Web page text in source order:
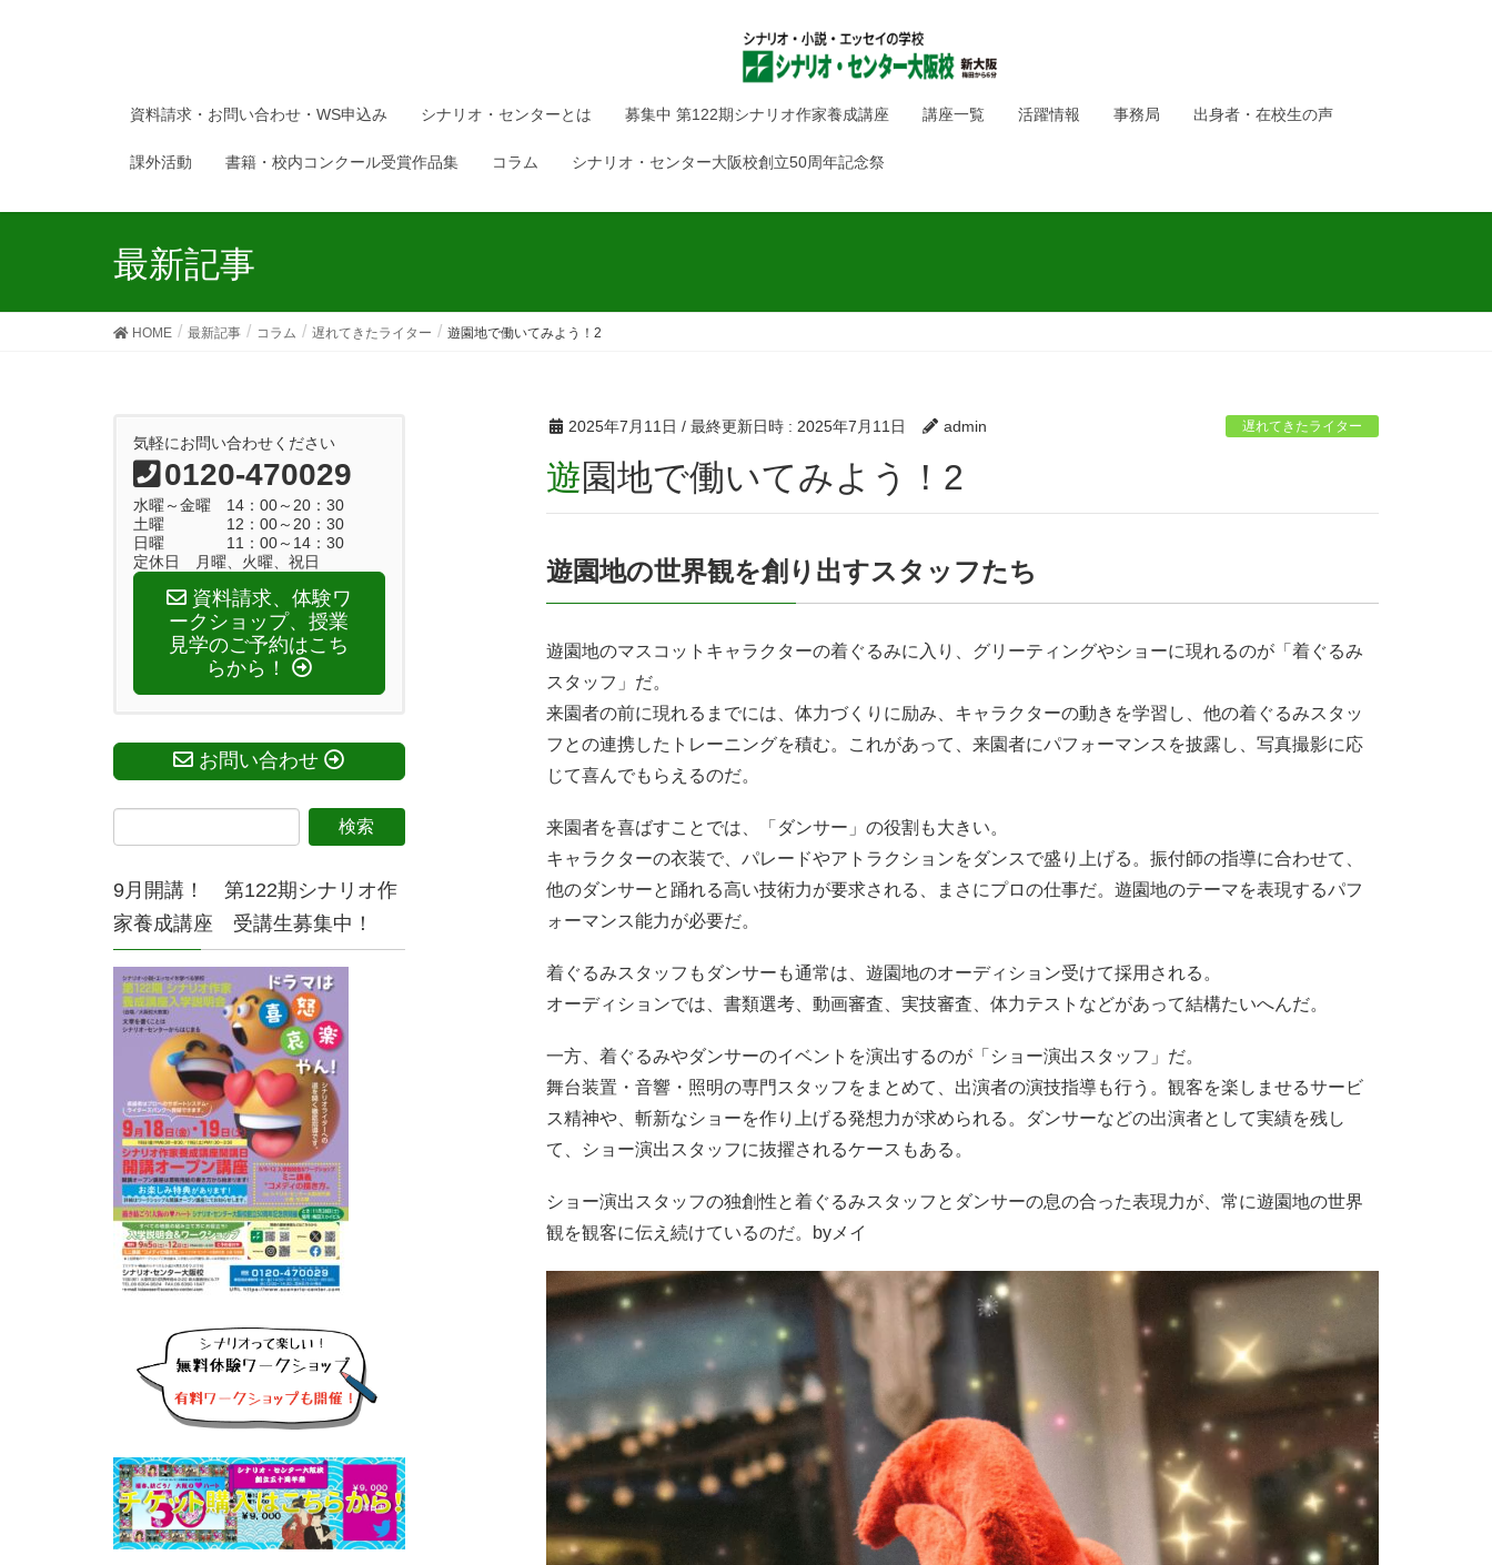
資料請求・お問い合わせ・WS申込み シナリオ・センターとは 募集中 第122期シナリオ作家養成講座 講座一覧 活躍情報 事務局 出身者・在校生の声
課外活動 書籍・校内コンクール受賞作品集 コラム シナリオ・センター大阪校創立50周年記念祭
最新記事
HOME 最新記事 コラム 遅れてきたライター 遊園地で働いてみよう！2
2025年7月11日 / 最終更新日時 : 2025年7月11日 admin 遅れてきたライター
遊園地で働いてみよう！2
遊園地の世界観を創り出すスタッフたち
遊園地のマスコットキャラクターの着ぐるみに入り、グリーティングやショーに現れるのが「着ぐるみ
スタッフ」だ。
来園者の前に現れるまでには、体力づくりに励み、キャラクターの動きを学習し、他の着ぐるみスタッ
フとの連携したトレーニングを積む。これがあって、来園者にパフォーマンスを披露し、写真撮影に応
じて喜んでもらえるのだ。
来園者を喜ばすことでは、「ダンサー」の役割も大きい。
キャラクターの衣装で、パレードやアトラクションをダンスで盛り上げる。振付師の指導に合わせて、
他のダンサーと踊れる高い技術力が要求される、まさにプロの仕事だ。遊園地のテーマを表現するパフ
ォーマンス能力が必要だ。
着ぐるみスタッフもダンサーも通常は、遊園地のオーディション受けて採用される。
オーディションでは、書類選考、動画審査、実技審査、体力テストなどがあって結構たいへんだ。
一方、着ぐるみやダンサーのイベントを演出するのが「ショー演出スタッフ」だ。
舞台装置・音響・照明の専門スタッフをまとめて、出演者の演技指導も行う。観客を楽しませるサービ
ス精神や、斬新なショーを作り上げる発想力が求められる。ダンサーなどの出演者として実績を残し
て、ショー演出スタッフに抜擢されるケースもある。
ショー演出スタッフの独創性と着ぐるみスタッフとダンサーの息の合った表現力が、常に遊園地の世界
観を観客に伝え続けているのだ。byメイ
プ
レ
ー
気軽にお問い合わせください
0120-470029
水曜～金曜 14：00～20：30
土曜 12：00～20：30
日曜 11：00～14：30
定休日 月曜、火曜、祝日
資料請求、体験ワ
ークショップ、授業
見学のご予約はこち
らから！
お問い合わせ
9月開講！ 第122期シナリオ作
家養成講座 受講生募集中！